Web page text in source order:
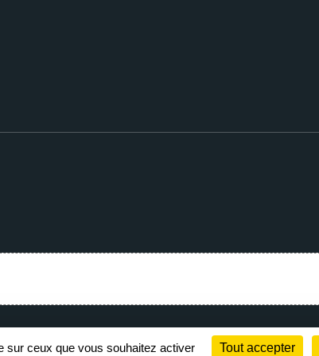
Gestion des cookies
sur ceux que vous souhaitez activer Tout accepter